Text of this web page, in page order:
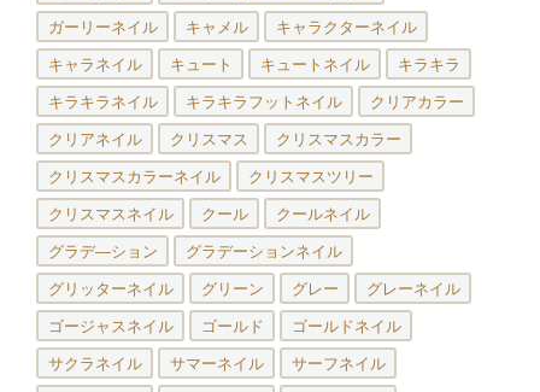
ガーリーネイル キャメル キャラクターネイル
キャラネイル キュート キュートネイル キラキラ
キラキラネイル キラキラフットネイル クリアカラー
クリアネイル クリスマス クリスマスカラー
クリスマスカラーネイル クリスマスツリー
クリスマスネイル クール クールネイル
グラデ―ション グラデーションネイル
グリッターネイル グリーン グレー グレーネイル
ゴージャスネイル ゴールド ゴールドネイル
サクラネイル サマーネイル サーフネイル